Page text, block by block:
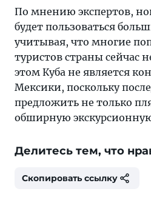
По мнению экспертов,
будет пользоваться
учитывая, что многие
туристов страны сейчас
этом Куба не является
Мексики, поскольку
предложить не только
обширную
Делитесь тем, что
Скопировать ссылку